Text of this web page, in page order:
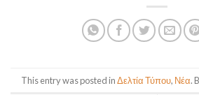
This entry was posted inΔελτία Τύπου, Νέα.